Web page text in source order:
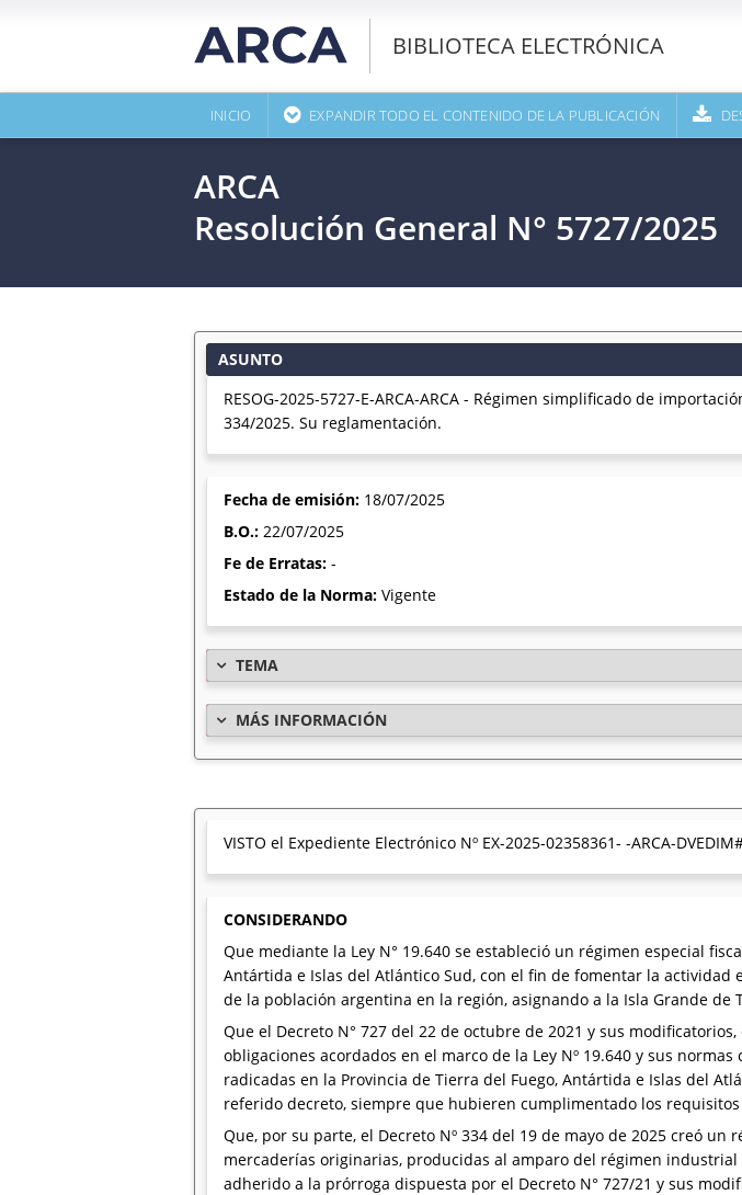
BIBLIOTECA ELECTRÓNICA
INICIO EXPANDIR TODO EL CONTENIDO DE LA PUBLICACIÓN
ARCA
Resolución General N° 5727/2025
ASUNTO
RESOG-2025-5727-E-ARCA-ARCA - Régimen simplificado de
334/2025. Su reglamentación.
Fecha de emisión: 18/07/2025
B.O.: 22/07/2025
Fe de Erratas: -
Estado de la Norma: Vigente
TEMA
MÁS INFORMACIÓN
VISTO el Expediente Electrónico Nº EX-2025-02358361- -ARCA-
CONSIDERANDO
Que mediante la Ley N° 19.640 se estableció un régimen especial
Antártida e Islas del Atlántico Sud, con el fin de fomentar la
de la población argentina en la región, asignando a la Isla Grande de
Que el Decreto N° 727 del 22 de octubre de 2021 y sus
obligaciones acordados en el marco de la Ley Nº 19.640 y sus
radicadas en la Provincia de Tierra del Fuego, Antártida e Islas del
referido decreto, siempre que hubieren cumplimentado los
Que, por su parte, el Decreto Nº 334 del 19 de mayo de 2025 creó
mercaderías originarias, producidas al amparo del régimen
adherido a la prórroga dispuesta por el Decreto N° 727/21 y sus